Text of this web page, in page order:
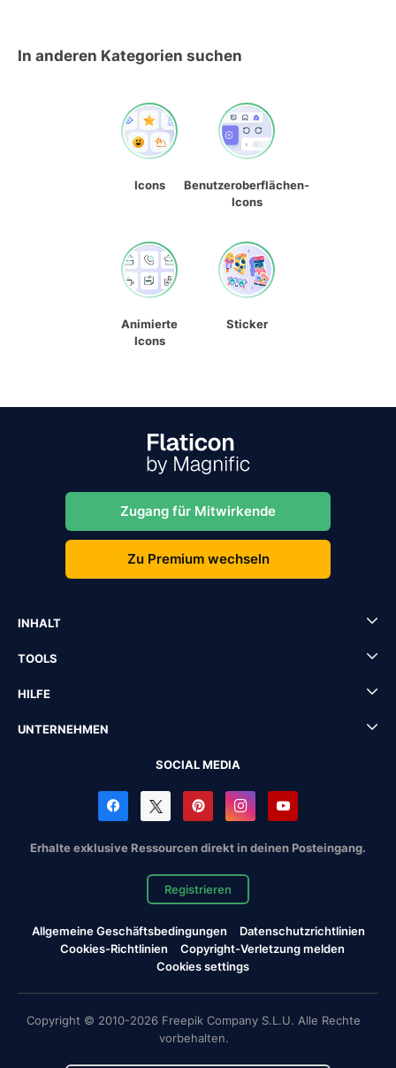
In anderen Kategorien suchen
Icons
Benutzeroberflächen-
Icons
Animierte
Icons
Sticker
Zugang für Mitwirkende
Zu Premium wechseln
INHALT
TOOLS
HILFE
UNTERNEHMEN
SOCIAL MEDIA
Erhalte exklusive Ressourcen direkt in deinen Posteingang.
Registrieren
Allgemeine Geschäftsbedingungen
Datenschutzrichtlinien
Cookies-Richtlinien
Copyright-Verletzung melden
Cookies settings
Copyright © 2010-2026 Freepik Company S.L.U. Alle Rechte
vorbehalten.